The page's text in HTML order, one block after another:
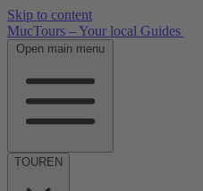
Skip to content
MucTours – Your local Guides
Open main menu
TOUREN